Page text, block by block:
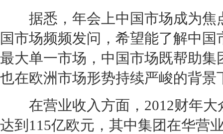
据悉，年会上中国市场成为焦
国市场频频发问，希望能了解中
最大单一市场，中国市场既帮助
也在欧洲市场形势持续严峻的背
在营业收入方面，2012财年大
达到115亿欧元，其中集团在华营